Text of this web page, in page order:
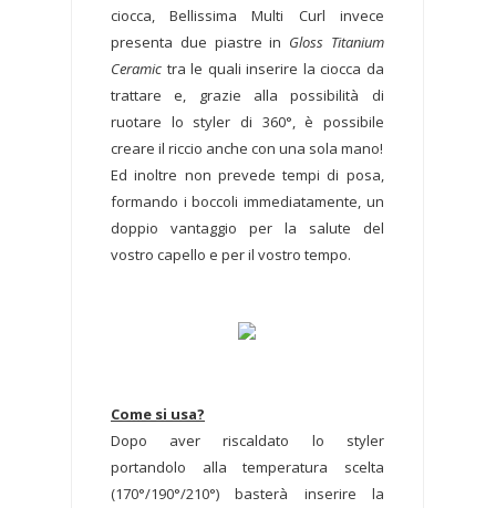
ciocca, Bellissima Multi Curl invece
presenta due piastre in Gloss Titanium
Ceramic tra le quali inserire la ciocca da
trattare e, grazie alla possibilità di
ruotare lo styler di 360°, è possibile
creare il riccio anche con una sola mano!
Ed inoltre non prevede tempi di posa,
formando i boccoli immediatamente, un
doppio vantaggio per la salute del
vostro capello e per il vostro tempo.
Come si usa?
Dopo aver riscaldato lo styler
portandolo alla temperatura scelta
(170°/190°/210°) basterà inserire la